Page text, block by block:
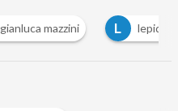
gianluca mazzini L lepida